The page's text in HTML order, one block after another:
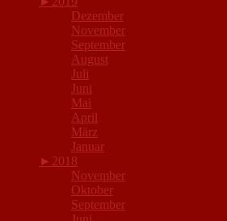
Dezember
November
September
August
Juli
Juni
Mai
April
März
Januar
► 2018
November
Oktober
September